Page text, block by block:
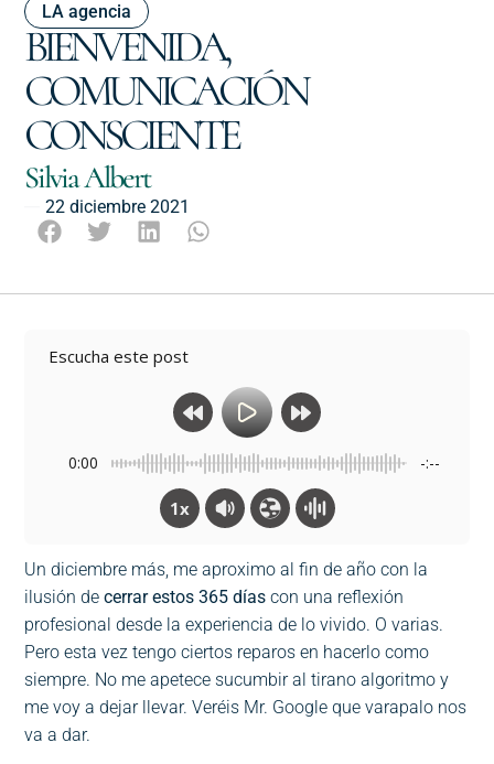
BIENVENIDA,
COMUNICACIÓN
CONSCIENTE
LA agencia
Silvia Albert
22 diciembre 2021
Escucha este post
0:00 -:--
1x
Un diciembre más, me aproximo al fin de año con la
ilusión decerrar estos 365 días con una reflexión
profesional desde la experiencia de lo vivido. O varias.
Pero esta vez tengo ciertos reparos en hacerlo como
siempre. No me apetece sucumbir al tirano algoritmo y
me voy a dejar llevar. Veréis Mr. Google que varapalo nos
va a dar.